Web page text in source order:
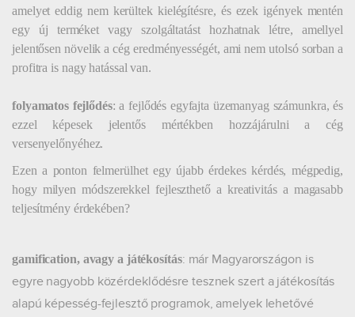
amelyet eddig nem kerültek kielégítésre, és ezek igények mentén
egy új terméket vagy szolgáltatást hozhatnak létre, amellyel
jelentősen növelik a cég eredményességét, ami nem utolsó sorban a
profitra is nagy hatással van.
folyamatos fejlődés: a fejlődés egyfajta üzemanyag számunkra, és
ezzel képesek jelentős mértékben hozzájárulni a cég
versenyelőnyéhez.
Ezen a ponton felmerülhet egy újabb érdekes kérdés, mégpedig,
hogy milyen módszerekkel fejleszthető a kreativitás a magasabb
teljesítmény érdekében?
gamification, avagy a játékosítás: már Magyarországon is
egyre nagyobb közérdeklődésre tesznek szert a játékosítás
alapú képesség-fejlesztő programok, amelyek lehetővé